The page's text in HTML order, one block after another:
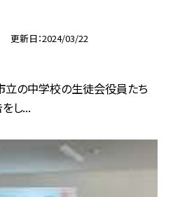
更新日 2024/03/22
立の中学校の生徒会役員たち
し...